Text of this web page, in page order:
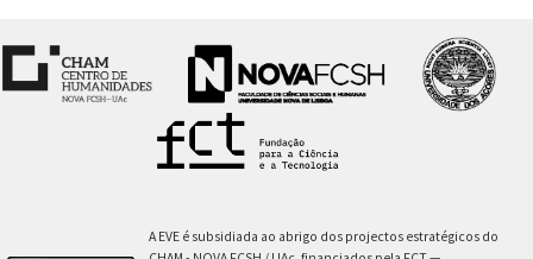
A EVE é subsidiada ao abrigo dos projectos estratégicos do